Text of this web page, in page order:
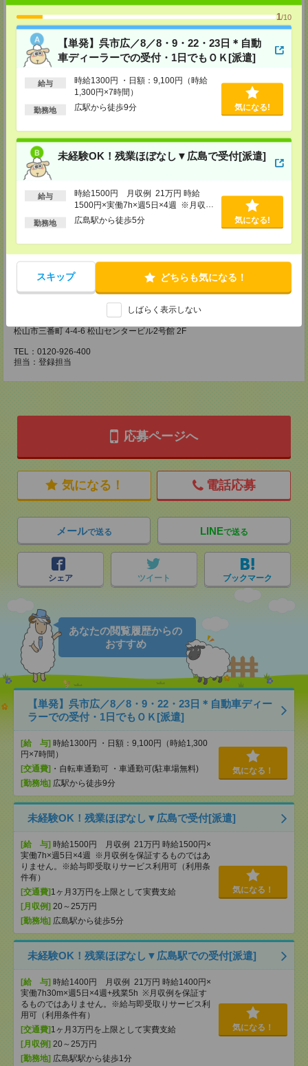
1/10
【単発】呉市広／8／8・9・22・23日＊自動
車ディーラーでの受付・1日でもＯＫ[派遣]
給与
時給1300円 ・日額：9,100円（時給
1,300円×7時間）
勤務地 広駅から徒歩9分 気になる!
未経験OK！残業ほぼなし▼広島で受付[派遣]
給与
時給1500円 月収例 21万円 時給
1500円×実働7h×週5日×4週 ※月収例
を保証するものではありません。※給
勤務地 広島駅から徒歩5分 気になる!
スキップ どちらも気になる！
しばらく表示しない
・印鑑
・免許証など本人確認書類
・職務経歴書
※履歴書、写真は不要です！
所要時間
【電話登録】30分程度
・経験やご希望などをインタビュー
・ガイダンス
・経験や希望をインタビュー
・スキルチェック
・お仕事のご紹介
登録場所
広島県広島市中区袋町 3-17 シシンヨービル 11F
担当：採用担当
〒760-0027 香川県高松市紺屋町9-6 高松大同生命ビル7
担当：採用担当
松山市三番町 4-4-6 松山センタービル2号館 2F
TEL：0120-926-400
担当：登録担当
応募ページへ
気になる！ 電話応募
メールで送る LINEで送る
シェア ツイート ブックマーク
あなたの閲覧履歴からの
おすすめ
【単発】呉市広／8／8・9・22・23日＊自動車ディー
ラーでの受付・1日でもＯＫ[派遣]
[給 与] 時給1300円 ・日額：9,100円（時給1,300
円×7時間）
[交通費] ・自転車通勤可 ・車通勤可(駐車場無料)
[勤務地] 広駅から徒歩9分
気になる！
未経験OK！残業ほぼなし▼広島で受付[派遣]
[給 与] 時給1500円 月収例 21万円 時給1500円×
実働7h×週5日×4週 ※月収例を保証するものではあ
りません。※給与即受取りサービス利用可（利用条
件有）
[交通費] 1ヶ月3万円を上限として実費支給
[月収例] 20～25万円
[勤務地] 広島駅から徒歩5分
気になる！
未経験OK！残業ほぼなし▼広島駅での受付[派遣]
[給 与] 時給1400円 月収例 21万円 時給1400円×
実働7h30m×週5日×4週+残業5h ※月収例を保証す
るものではありません。※給与即受取りサービス利
用可（利用条件有）
[交通費] 1ヶ月3万円を上限として実費支給
[月収例] 20～25万円
[勤務地] 広島駅駅から徒歩1分
気になる！